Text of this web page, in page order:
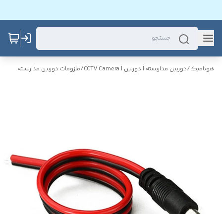
هونامیک/دوربین مداربسته | دوربین | CCTV Camera /ملزومات دوربین مداربسته